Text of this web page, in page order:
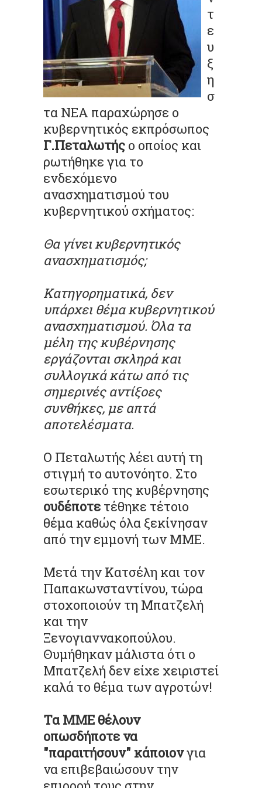
τ
ε
υ
ξ
η
σ
τα ΝΕΑ παραχώρησε ο
κυβερνητικός εκπρόσωπος
Γ.Πεταλωτής ο οποίος και
ρωτήθηκε για το
ενδεχόμενο
ανασχηματισμού του
κυβερνητικού σχήματος:
Θα γίνει κυβερνητικός
ανασχηματισμός;
Κατηγορηματικά, δεν
υπάρχει θέμα κυβερνητικού
ανασχηματισμού. Όλα τα
μέλη της κυβέρνησης
εργάζονται σκληρά και
συλλογικά κάτω από τις
σημερινές αντίξοες
συνθήκες, με απτά
αποτελέσματα.
Ο Πεταλωτής λέει αυτή τη
στιγμή το αυτονόητο. Στο
εσωτερικό της κυβέρνησης
ουδέποτε τέθηκε τέτοιο
θέμα καθώς όλα ξεκίνησαν
από την εμμονή των ΜΜΕ.
Μετά την Κατσέλη και τον
Παπακωνσταντίνου, τώρα
στοχοποιούν τη Μπατζελή
και την
Ξενογιαννακοπούλου.
Θυμήθηκαν μάλιστα ότι ο
Μπατζελή δεν είχε χειριστεί
καλά το θέμα των αγροτών!
Τα ΜΜΕ θέλουν
οπωσδήποτε να
"παραιτήσουν" κάποιονγια
να επιβεβαιώσουν την